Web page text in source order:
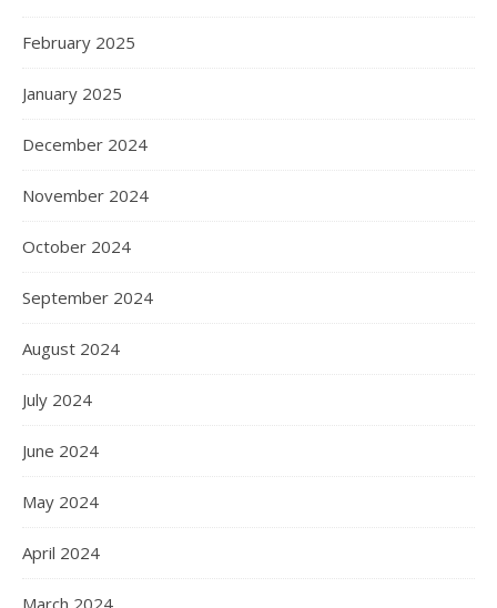
February 2025
January 2025
December 2024
November 2024
October 2024
September 2024
August 2024
July 2024
June 2024
May 2024
April 2024
March 2024